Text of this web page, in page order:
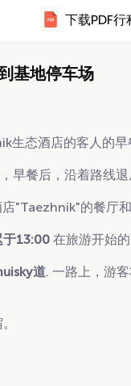
下载PDF行
基地停车场
生态酒店的客人的早
早餐后，沿着路线退
"Taezhnik"的餐厅和
于13:00 在旅游开始的
道. 一路上，游